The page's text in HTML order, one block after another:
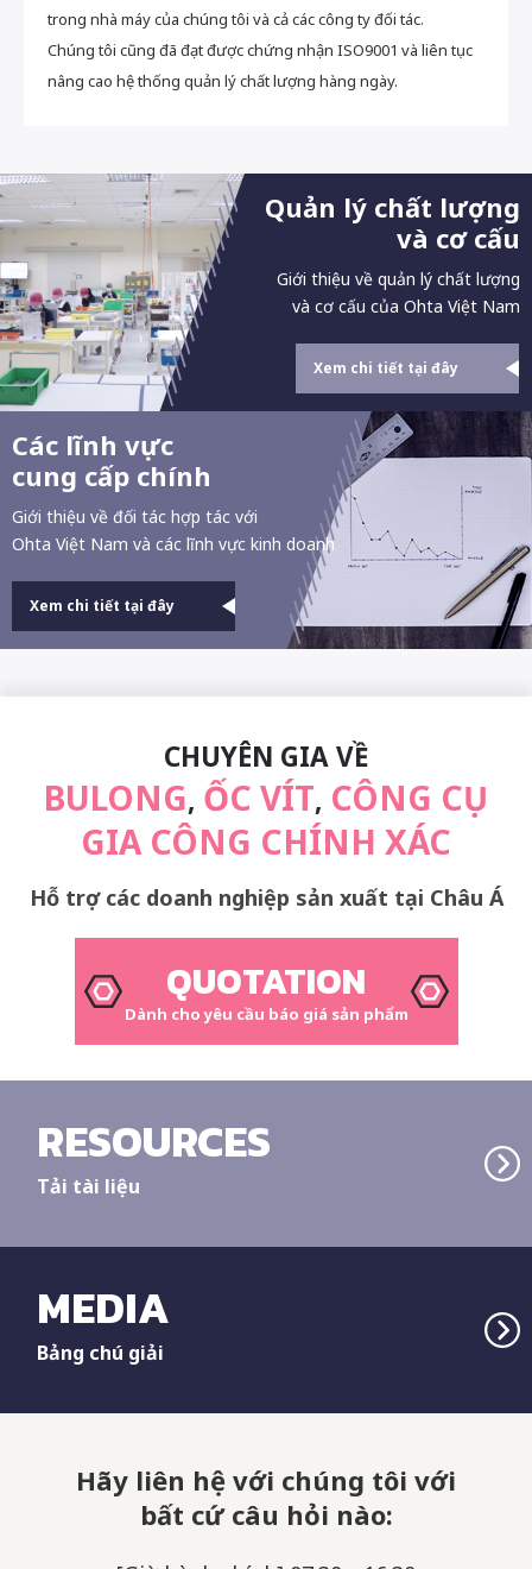
trong nhà máy của chúng tôi và cả các công ty đối tác.
Chúng tôi cũng đã đạt được chứng nhận ISO9001 và liên tục
nâng cao hệ thống quản lý chất lượng hàng ngày.
Quản lý chất lượng
và cơ cấu
Giới thiệu về quản lý chất lượng
và cơ cấu của Ohta Việt Nam
Xem chi tiết tại đây
Các lĩnh vực
cung cấp chính
Giới thiệu về đối tác hợp tác với
Ohta Việt Nam và các lĩnh vực kinh doanh
Xem chi tiết tại đây
CHUYÊN GIA VỀ
BULONG, ỐC VÍT, CÔNG CỤ
GIA CÔNG CHÍNH XÁC
Hỗ trợ các doanh nghiệp sản xuất tại Châu Á
QUOTATION
Dành cho yêu cầu báo giá sản phẩm
RESOURCES
Tải tài liệu
MEDIA
Bảng chú giải
Hãy liên hệ với chúng tôi với
bất cứ câu hỏi nào: